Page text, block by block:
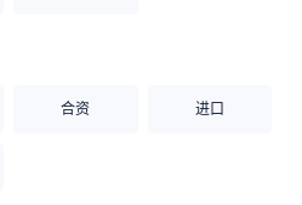
合资 进口